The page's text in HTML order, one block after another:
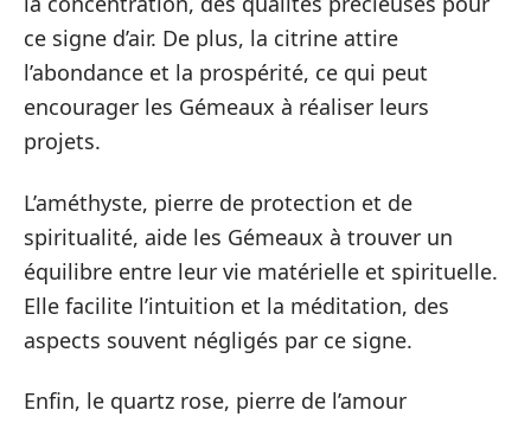
ce signe d’air. De plus, la citrine attire
l’abondance et la prospérité, ce qui peut
encourager les Gémeaux à réaliser leurs
projets.
L’améthyste, pierre de protection et de
spiritualité, aide les Gémeaux à trouver un
équilibre entre leur vie matérielle et spirituelle.
Elle facilite l’intuition et la méditation, des
aspects souvent négligés par ce signe.
Enfin, le quartz rose, pierre de l’amour